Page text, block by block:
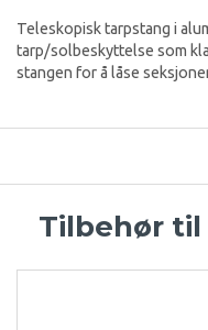
Teleskopisk tarpstang i
tarp/solbeskyttelse som
stangen for å låse
Tilbehør